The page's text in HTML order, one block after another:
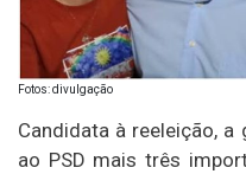
Fotos: divulgação
Candidata à reeleição, a
ao PSD mais três